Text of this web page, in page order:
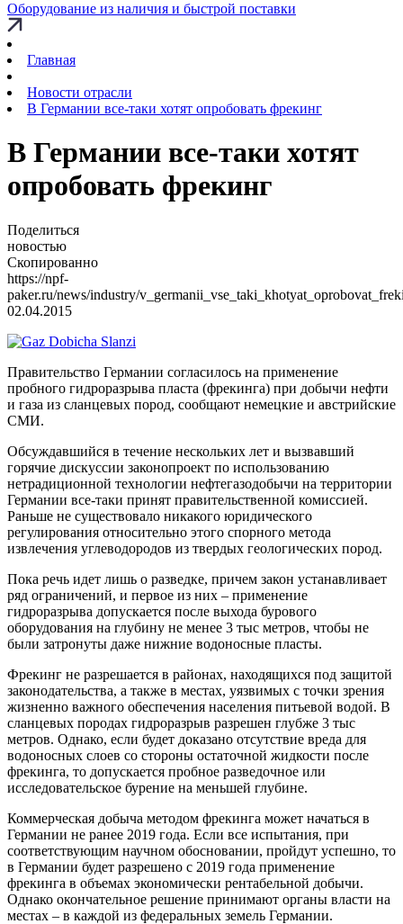
Оборудование из наличия и быстрой поставки
Главная
Новости отрасли
В Германии все-таки хотят опробовать фрекинг
В Германии все-таки хотят
опробовать фрекинг
Поделиться
новостью
Скопированно
https://npf-
paker.ru/news/industry/
02.04.2015
Правительство Германии согласилось на применение
пробного гидроразрыва пласта (фрекинга) при добычи нефти
и газа из сланцевых пород, сообщают немецкие и австрийские
СМИ.
Обсуждавшийся в течение нескольких лет и вызвавший
горячие дискуссии законопроект по использованию
нетрадиционной технологии нефтегазодобычи на территории
Германии все-таки принят правительственной комиссией.
Раньше не существовало никакого юридического
регулирования относительно этого спорного метода
извлечения углеводородов из твердых геологических пород.
Пока речь идет лишь о разведке, причем закон устанавливает
ряд ограничений, и первое из них – применение
гидроразрыва допускается после выхода бурового
оборудования на глубину не менее 3 тыс метров, чтобы не
были затронуты даже нижние водоносные пласты.
Фрекинг не разрешается в районах, находящихся под защитой
законодательства, а также в местах, уязвимых с точки зрения
жизненно важного обеспечения населения питьевой водой. В
сланцевых породах гидроразрыв разрешен глубже 3 тыс
метров. Однако, если будет доказано отсутствие вреда для
водоносных слоев со стороны остаточной жидкости после
фрекинга, то допускается пробное разведочное или
исследовательское бурение на меньшей глубине.
Коммерческая добыча методом фрекинга может начаться в
Германии не ранее 2019 года. Если все испытания, при
соответствующим научном обосновании, пройдут успешно, то
в Германии будет разрешено с 2019 года применение
фрекинга в объемах экономически рентабельной добычи.
Однако окончательное решение принимают органы власти на
местах – в каждой из федеральных земель Германии.